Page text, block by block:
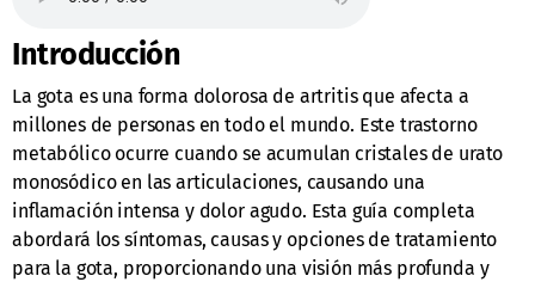
Introducción
La gota es una forma dolorosa de artritis que afecta a
millones de personas en todo el mundo. Este trastorno
metabólico ocurre cuando se acumulan cristales de urato
monosódico en las articulaciones, causando una
inflamación intensa y dolor agudo. Esta guía completa
abordará los síntomas, causas y opciones de tratamiento
para la gota, proporcionando una visión más profunda y